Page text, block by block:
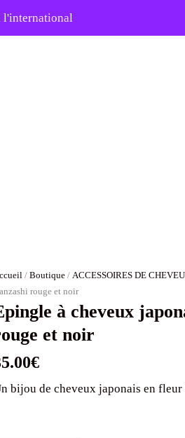
l'international
/Boutique /ACCESSOIRES DE
rouge et noir
à cheveux
et noir
€
bijou de cheveux japonais en fleur